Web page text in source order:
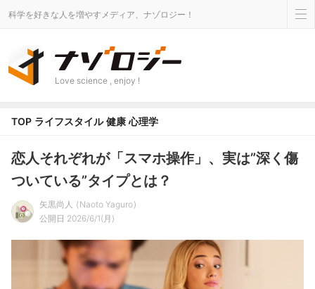
科学を好きな人を増やすメディア、ナゾロジー！
Love science , enjoy !
TOP ライフスタイル 健康 心理学
恋人それぞれが「スマホ操作」、実は”深く傷
ついている”タイプとは？
矢黒尚人
Naoto Yaguro
公開日 2026/6/1(月)